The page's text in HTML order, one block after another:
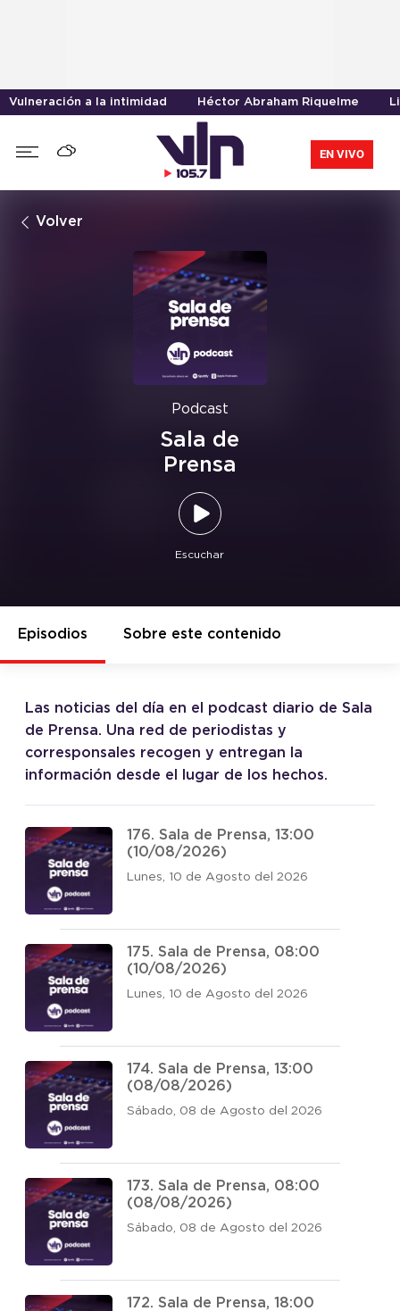
Vulneración a la intimidad Héctor Abraham Riquelme
EN VIVO
Volver
Podcast
Sala de
Prensa
Escuchar
Episodios Sobre este contenido
Las noticias del día en el podcast diario de Sala
de Prensa. Una red de periodistas y
corresponsales recogen y entregan la
información desde el lugar de los hechos.
176. Sala de Prensa, 13:00
(10/08/2026)
Lunes, 10 de Agosto del 2026
175. Sala de Prensa, 08:00
(10/08/2026)
Lunes, 10 de Agosto del 2026
174. Sala de Prensa, 13:00
(08/08/2026)
Sábado, 08 de Agosto del 2026
173. Sala de Prensa, 08:00
(08/08/2026)
Sábado, 08 de Agosto del 2026
172. Sala de Prensa, 18:00